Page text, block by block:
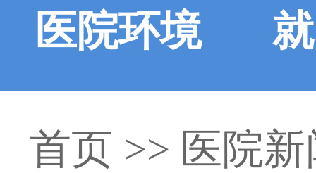
医院环境
首页 >> 医院